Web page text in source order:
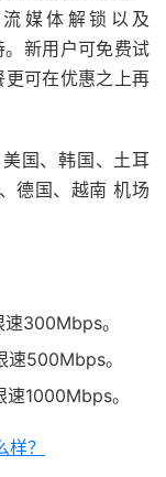
媒体解锁以及
新用户可免费试
可在优惠之上再
国、韩国、土耳
德国、越南 机场
300Mbps。
500Mbps。
1000Mbps。
？